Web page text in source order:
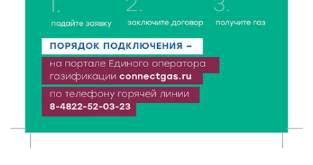
10 Авг 2026 16:16 115
Королев дал фору стройкам и поручил ускорить
ремонт проектов
10 Авг 2026 16:02 147
От Твери до мирового пьедестала: успех Алины